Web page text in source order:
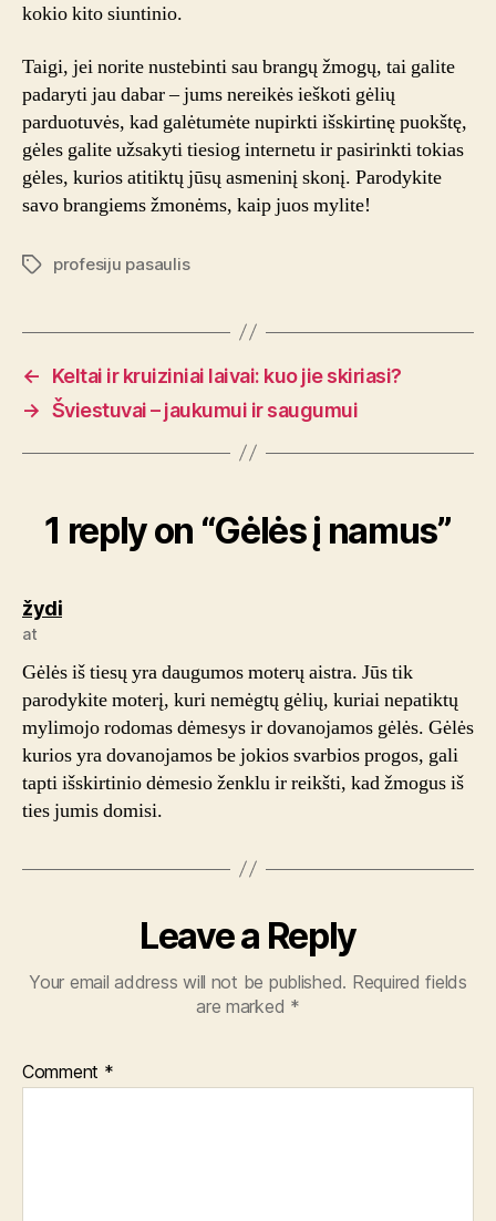
kokio kito siuntinio.
Taigi, jei norite nustebinti sau brangų žmogų, tai galite
padaryti jau dabar – jums nereikės ieškoti gėlių
parduotuvės, kad galėtumėte nupirkti išskirtinę puokštę,
gėles galite užsakyti tiesiog internetu ir pasirinkti tokias
gėles, kurios atitiktų jūsų asmeninį skonį. Parodykite
savo brangiems žmonėms, kaip juos mylite!
Tagsprofesiju pasaulis
←
Keltai ir kruiziniai laivai: kuo jie skiriasi?
→ Šviestuvai – jaukumui ir saugumui
1 reply on “Gėlės į namus”
žydisays:
at
Gėlės iš tiesų yra daugumos moterų aistra. Jūs tik
parodykite moterį, kuri nemėgtų gėlių, kuriai nepatiktų
mylimojo rodomas dėmesys ir dovanojamos gėlės. Gėlės
kurios yra dovanojamos be jokios svarbios progos, gali
tapti išskirtinio dėmesio ženklu ir reikšti, kad žmogus iš
ties jumis domisi.
Leave a Reply
Your email address will not be published. Required fields
are marked *
Comment *